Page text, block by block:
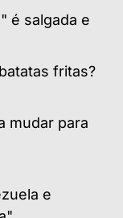
é salgada e
fritas?
mudar para
e